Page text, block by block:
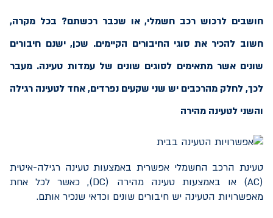
חושבים לרכוש רכב חשמלי, או שכבר רכשתם? בכל מקרה,
חשוב להכיר את סוגי החיבורים הקיימים. שכן, ישנם חיבורים
שונים אשר מתאימים לסוגים שונים של עמדות טעינה. מעבר
לכך, לחלק מהרכבים יש שני שקעים נפרדים, אחד לטעינה רגילה
והשני לטעינה מהירה
טעינת הרכב החשמלי אפשרית באמצעות טעינה רגילה-איטית
(
AC) או באמצעות טעינה מהירה (DC), כאשר לכל אחת
מאפשרויות הטעינה יש חיבורים שונים וכדאי שנכיר אותם.